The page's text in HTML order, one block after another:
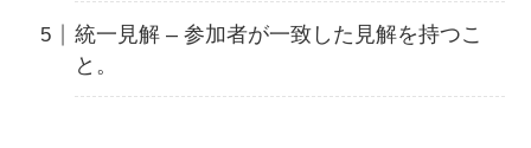
統一見解 – 参加者が一致した見解を持つこ
と。